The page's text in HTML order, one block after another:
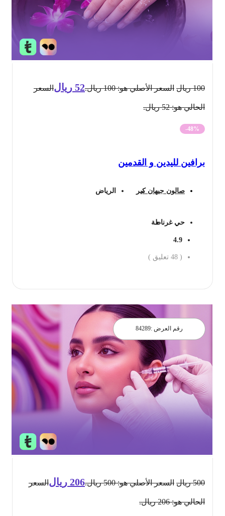
ريال السعر الأصلي هو: 100 ريال. 52 ريالالسعر
الحالي هو: 52 ريال.
-48%
برافين لليدين و القدمين
صالون جيهان كير الرياض
حي غرناطة
4.9
48 تعليق )
رقم العرض : 84289
ريال السعر الأصلي هو: 500 ريال. 206 ريالالسعر
الحالي هو: 206 ريال.